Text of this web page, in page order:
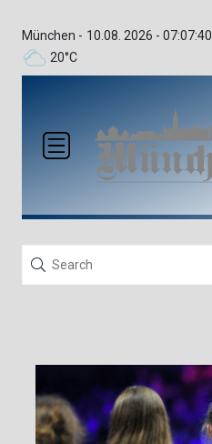
München -
20°C
10.08. 2026 - 07:07:40